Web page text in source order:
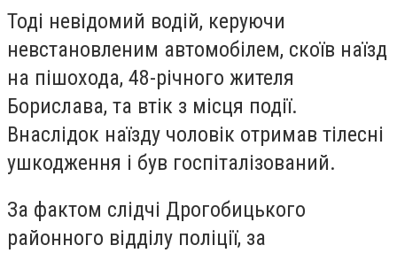
Тоді невідомий водій, керуючи
невстановленим автомобілем, скоїв наїзд
на пішохода, 48-річного жителя
Борислава, та втік з місця події.
Внаслідок наїзду чоловік отримав тілесні
ушкодження і був госпіталізований.
За фактом слідчі Дрогобицького
районного відділу поліції, за